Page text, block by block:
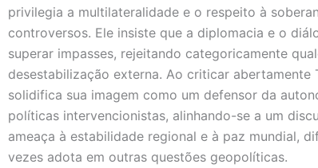
privilegia a multilateralidade e o respeito à
controversos. Ele insiste que a diplomacia e o
superar impasses, rejeitando categoricamente
desestabilização externa. Ao criticar abertamente
solidifica sua imagem como um defensor da
políticas intervencionistas, alinhando-se a um
ameaça à estabilidade regional e à paz mundial,
vezes adota em outras questões geopolíticas.